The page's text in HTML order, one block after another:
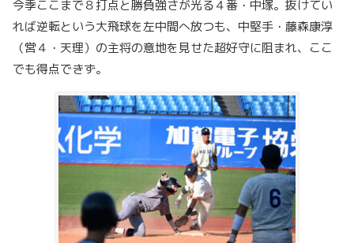
今季ここまで８打点と勝負強さが光る４番・中塚。抜けてい
れば逆転という大飛球を左中間へ放つも、中堅手・藤森康淳
（営４・天理）の主将の意地を見せた超好守に阻まれ、ここ
でも得点できず。